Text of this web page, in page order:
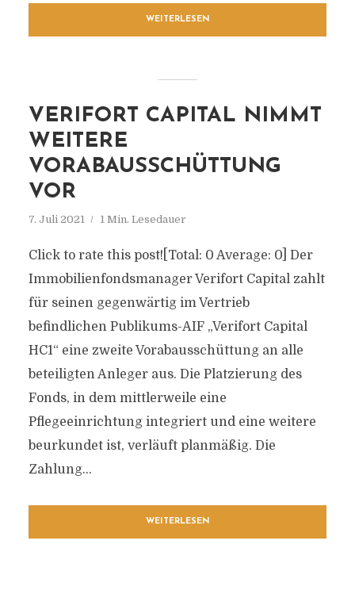
WEITERLESEN
VERIFORT CAPITAL NIMMT
WEITERE
VORABAUSSCHÜTTUNG
VOR
7. Juli 2021 1 Min. Lesedauer
Click to rate this post![Total: 0 Average: 0] Der
Immobilienfondsmanager Verifort Capital zahlt
für seinen gegenwärtig im Vertrieb
befindlichen Publikums-AIF „Verifort Capital
HC1“ eine zweite Vorabausschüttung an alle
beteiligten Anleger aus. Die Platzierung des
Fonds, in dem mittlerweile eine
Pflegeeinrichtung integriert und eine weitere
beurkundet ist, verläuft planmäßig. Die
Zahlung...
WEITERLESEN